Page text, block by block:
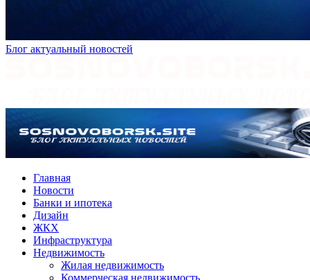
Блог актуальный новостей
Главная
Новости
Банки и ипотека
Дизайн
ЖКХ
Инфраструктура
Недвижимость
Жилая недвижимость
Коммерческая недвижимость